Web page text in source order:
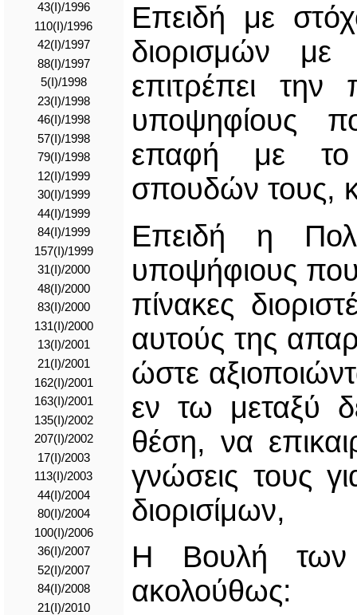
43(I)/1996
110(I)/1996
42(I)/1997
88(I)/1997
5(I)/1998
23(I)/1998
46(I)/1998
57(I)/1998
79(I)/1998
12(I)/1999
30(I)/1999
44(I)/1999
84(I)/1999
157(I)/1999
31(I)/2000
48(I)/2000
83(I)/2000
131(I)/2000
13(I)/2001
21(I)/2001
162(I)/2001
163(I)/2001
135(I)/2002
207(I)/2002
17(I)/2003
113(I)/2003
44(I)/2004
80(I)/2004
100(I)/2006
36(I)/2007
52(I)/2007
84(I)/2008
21(I)/2010
Επειδή με
διορισμών
επιτρέπει
υποψηφίους
επαφή με το
σπουδών τους,
Επειδή η
υποψήφιους που
πίνακες
αυτούς της
ώστε
εν τω μεταξύ
θέση, να
γνώσεις τους
διορισίμων,
Η Βουλή των
ακολούθως: